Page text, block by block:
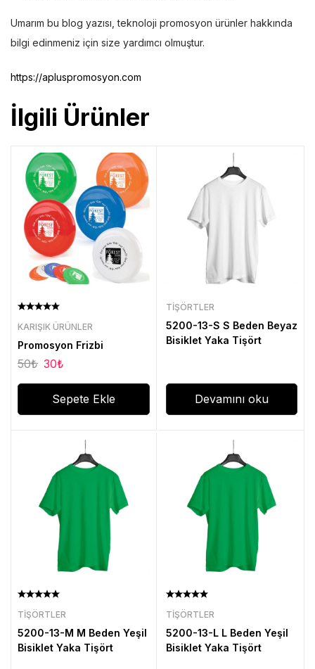
Umarım bu blog yazısı, teknoloji promosyon ürünler hakkında
bilgi edinmeniz için size yardımcı olmuştur.
https://apluspromosyon.com
İlgili Ürünler
KARIŞIK ÜRÜNLER
Promosyon Frizbi
50₺ 30₺
Sepete Ekle
TIŞÖRTLER
5200-13-S S Beden Beyaz
Bisiklet Yaka Tişört
Devamını oku
TIŞÖRTLER
5200-13-M M Beden Yeşil
Bisiklet Yaka Tişört
TIŞÖRTLER
5200-13-L L Beden Yeşil
Bisiklet Yaka Tişört